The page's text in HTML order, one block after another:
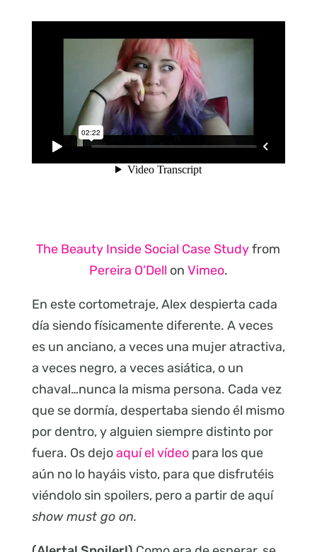
The Beauty Inside Social Case Studyfrom
Pereira O’Dell on Vimeo.
En este cortometraje, Alex despierta cada
día siendo físicamente diferente. A veces
es un anciano, a veces una mujer atractiva,
a veces negro, a veces asiática, o un
chaval…nunca la misma persona. Cada vez
que se dormía, despertaba siendo él mismo
por dentro, y alguien siempre distinto por
fuera. Os dejoaquí el vídeopara los que
aún no lo hayáis visto, para que disfrutéis
viéndolo sin spoilers, pero a partir de aquí
show must go on.